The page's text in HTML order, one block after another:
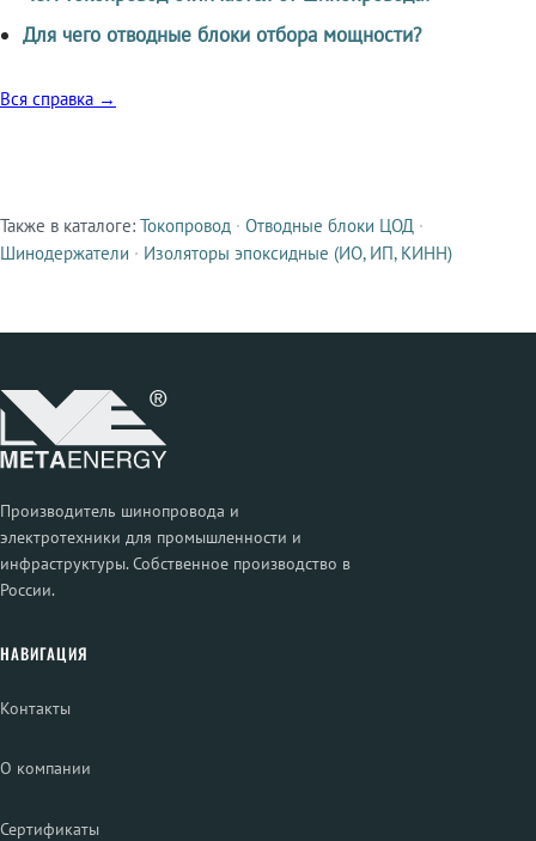
Для чего отводные блоки отбора мощности?
Вся справка →
Смежные продукты
Также в каталоге: Токопровод · Отводные блоки ЦОД ·
Шинодержатели · Изоляторы эпоксидные (ИО, ИП, КИНН)
Производитель шинопровода и
электротехники для промышленности и
инфраструктуры. Собственное производство в
России.
НАВИГАЦИЯ
Контакты
О компании
Сертификаты